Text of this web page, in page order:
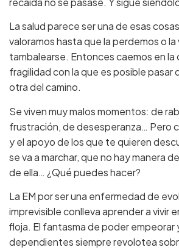
La salud parece ser una de esas
valoramos hasta que la perdemos o la
tambalearse. Entonces caemos en la
fragilidad con la que es posible pasar
otra del camino.
Se viven muy malos momentos: de
frustración, de desesperanza… Pero
y el apoyo de los que te quieren
se va a marchar, que no hay manera
de ella… ¿Qué puedes hacer?
La EM por ser una enfermedad de
imprevisible conlleva aprender a vivir
floja. El fantasma de poder empeorar
dependientes siempre revolotea